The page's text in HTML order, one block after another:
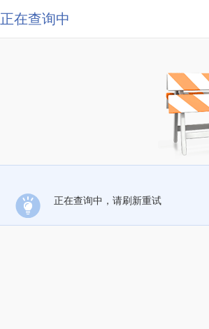
正在查询中
正在查询中，请刷新重试